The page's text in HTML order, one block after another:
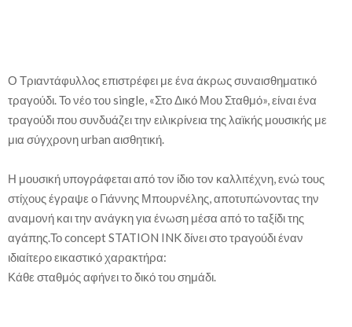
Ο Τριαντάφυλλος επιστρέφει με ένα άκρως συναισθηματικό
τραγούδι. Το νέο του single, «Στο Δικό Μου Σταθμό», είναι ένα
τραγούδι που συνδυάζει την ειλικρίνεια της λαϊκής μουσικής με
μια σύγχρονη urban αισθητική.
Η μουσική υπογράφεται από τον ίδιο τον καλλιτέχνη, ενώ τους
στίχους έγραψε ο Γιάννης Μπουρνέλης, αποτυπώνοντας την
αναμονή και την ανάγκη για ένωση μέσα από το ταξίδι της
αγάπης.Το concept STATION INK δίνει στο τραγούδι έναν
ιδιαίτερο εικαστικό χαρακτήρα:
Κάθε σταθμός αφήνει το δικό του σημάδι.